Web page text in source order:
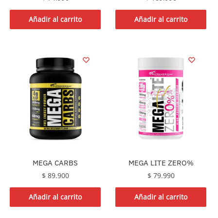
Añadir al carrito Añadir al carrito
MEGA CARBS
$ 89.900
Añadir al carrito
MEGA LITE ZERO%
$ 79.990
Añadir al carrito